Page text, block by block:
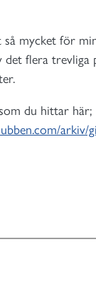
mycket för
det flera trevliga
du hittar här;
arkiv/